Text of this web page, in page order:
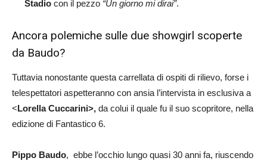
Stadio con il pezzo “Un giorno mi dirai”.
Ancora polemiche sulle due showgirl scoperte
da Baudo?
Tuttavia nonostante questa carrellata di ospiti di rilievo, forse i
telespettatori aspetteranno con ansia l’intervista in esclusiva a
<Lorella Cuccarini>, da colui il quale fu il suo scopritore, nella
edizione di Fantastico 6.
Pippo Baudo, ebbe l’occhio lungo quasi 30 anni fa, riuscendo